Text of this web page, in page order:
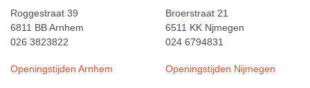
Roggestraat 39
6811 BB Arnhem
026 3823822
Openingstijden Arnhem
Broerstraat 21
6511 KK Njmegen
024 6794831
Openingstijden Nijmegen